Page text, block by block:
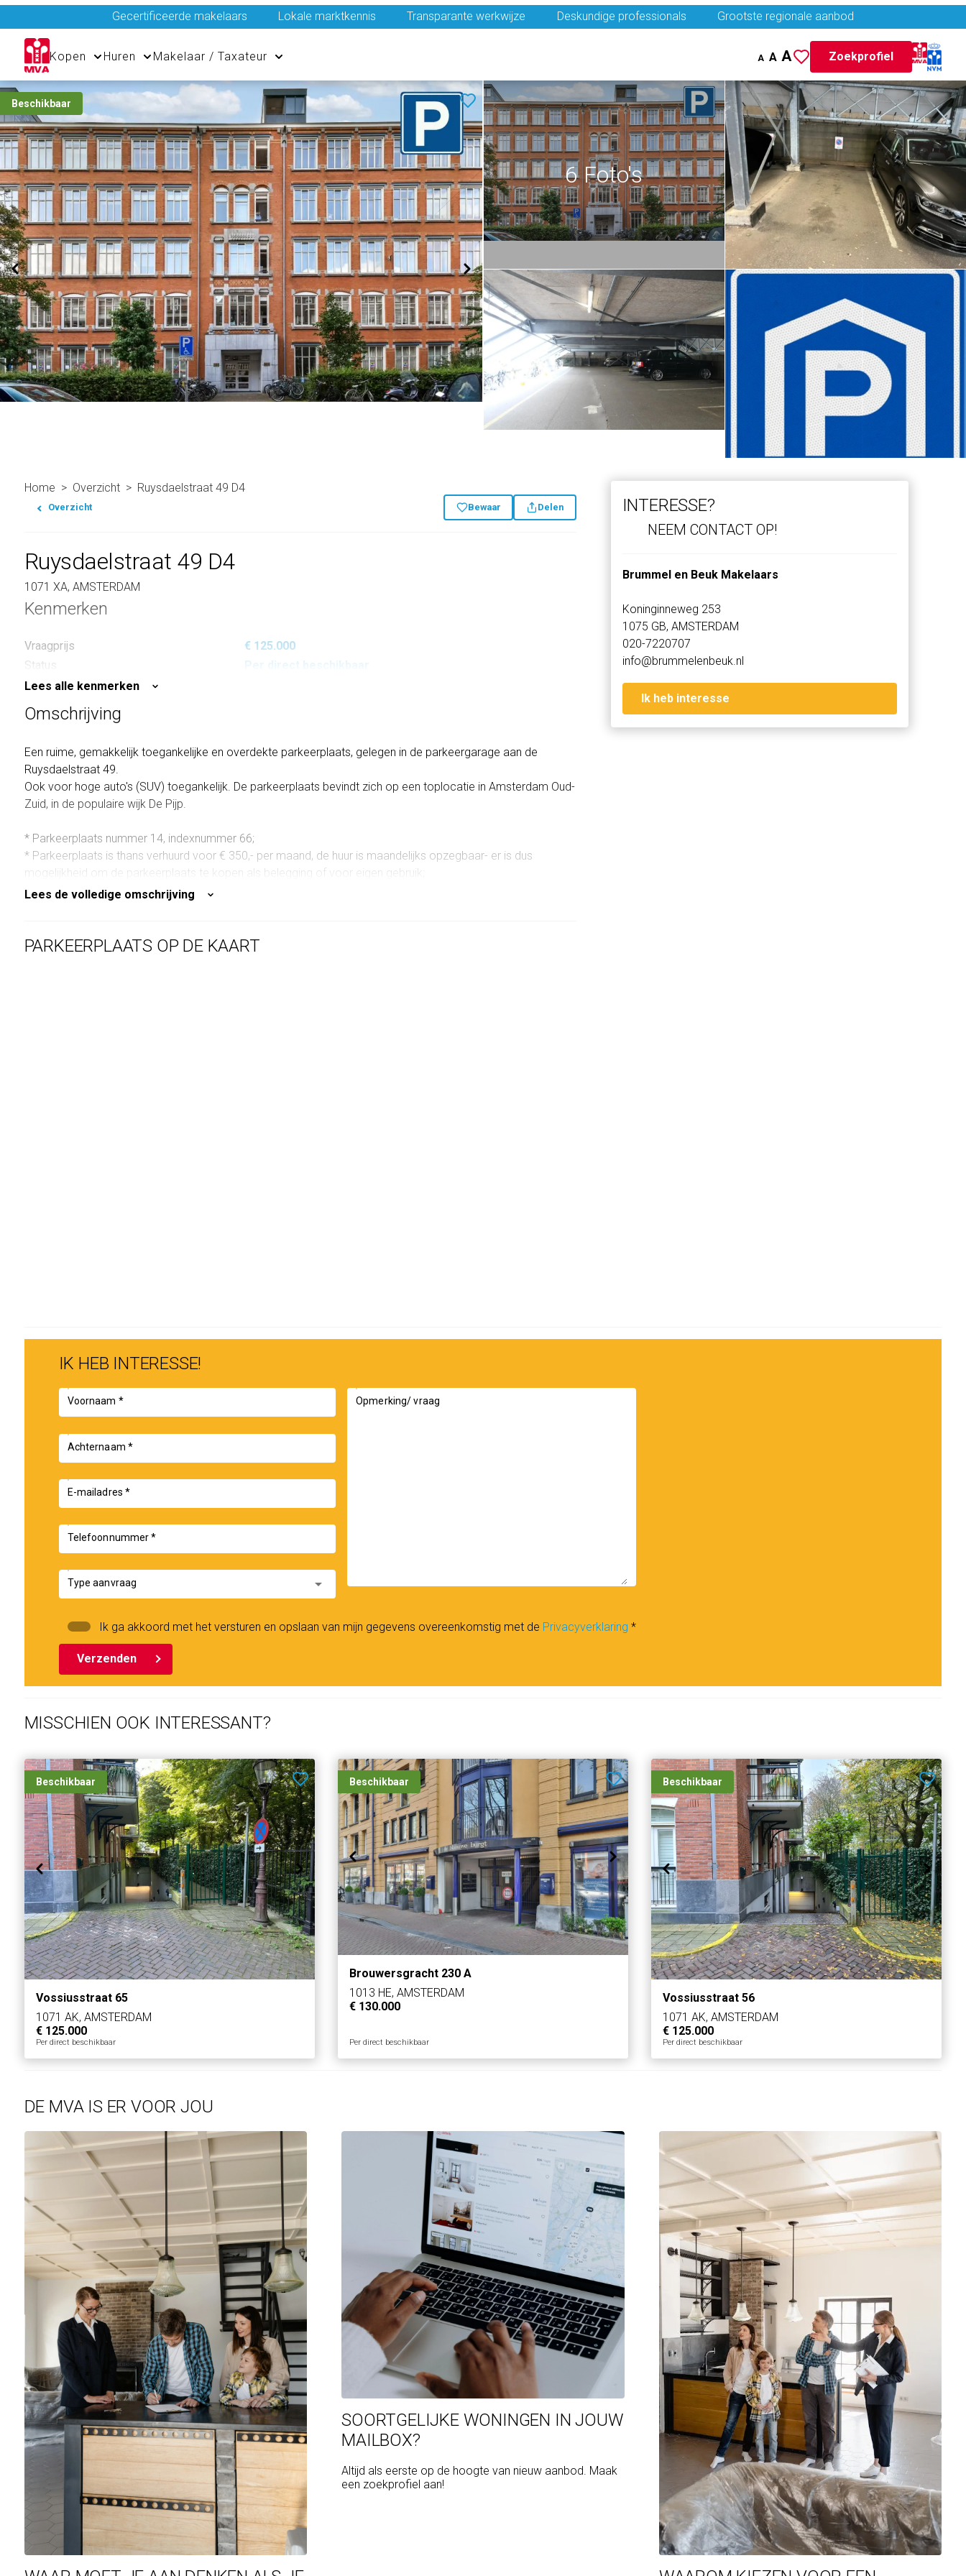
Gecertificeerde makelaars Lokale marktkennis Transparante werkwijze Deskundige professionals Grootste regionale aanbod
Kopen Huren Makelaar / Taxateur A A A Zoekprofiel
Beschikbaar
6 Foto's
Home Overzicht Ruysdaelstraat 49 D4
Overzicht Bewaar Delen
Ruysdaelstraat 49 D4
1071 XA, AMSTERDAM
Kenmerken
Vraagprijs
€ 125.000
Status
Per direct beschikbaar
Lees alle kenmerken
Omschrijving
Een ruime, gemakkelijk toegankelijke en overdekte parkeerplaats, gelegen in de parkeergarage aan de
Ruysdaelstraat 49.
Ook voor hoge auto's (SUV) toegankelijk. De parkeerplaats bevindt zich op een toplocatie in Amsterdam Oud-
Zuid, in de populaire wijk De Pijp.
* Parkeerplaats nummer 14, indexnummer 66;
* Parkeerplaats is thans verhuurd voor € 350,- per maand, de huur is maandelijks opzegbaar- er is dus
mogelijkheid om de parkeerplaats te kopen als belegging of voor eigen gebruik;
* Onderbouw bij appartementencomplex aan de Ruysdaelstraat 49;
* De administratie van de vereniging wordt gevoerd door Arlanda VvE Beheer;
Lees de volledige omschrijving
INTERESSE?
NEEM CONTACT OP!
Brummel en Beuk Makelaars
Koninginneweg 253
1075 GB, AMSTERDAM
020-7220707
info@brummelenbeuk.nl
Ik heb interesse
PARKEERPLAATS OP DE KAART
IK HEB INTERESSE!
Voornaam *
Achternaam *
E-mailadres *
Telefoonnummer *
Type aanvraag arrow_drop_down
Opmerking/ vraag
Ik ga akkoord met het versturen en opslaan van mijn gegevens overeenkomstig met de Privacyverklaring *
Verzenden
MISSCHIEN OOK INTERESSANT?
Beschikbaar
Vossiusstraat 65
1071 AK, AMSTERDAM
€ 125.000
Per direct beschikbaar
Beschikbaar
Brouwersgracht 230 A
1013 HE, AMSTERDAM
€ 130.000
Per direct beschikbaar
Beschikbaar
Vossiusstraat 56
1071 AK, AMSTERDAM
€ 125.000
Per direct beschikbaar
DE MVA IS ER VOOR JOU
SOORTGELIJKE WONINGEN IN JOUW
MAILBOX?
Altijd als eerste op de hoogte van nieuw aanbod. Maak
een zoekprofiel aan!